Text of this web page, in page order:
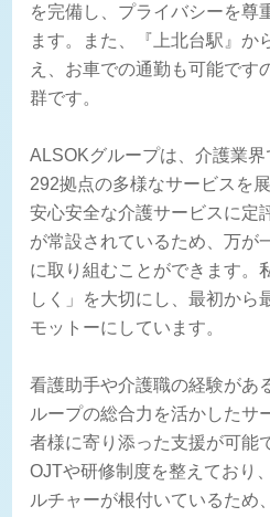
を完備し、プライバシーを尊
ます。また、『上北台駅』か
え、お車での通勤も可能です
群です。
ALSOKグループは、介護業界
292拠点の多様なサービスを
安心安全な介護サービスに定
が常設されているため、万が
に取り組むことができます。
しく」を大切にし、最初から
モットーにしています。
看護助手や介護職の経験があ
ループの総合力を活かしたサ
者様に寄り添った支援が可能
OJTや研修制度を整えており
ルチャーが根付いているため